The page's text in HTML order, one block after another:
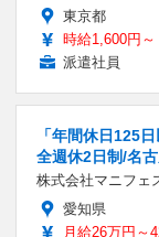
東京都
時給1,600円～
派遣社員
「年間休日125
全週休2日制/名
株式会社マニフェ
愛知県
月給26万円～